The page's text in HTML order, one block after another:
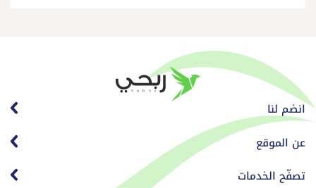
انضم لنا
عن الموقع
تصفّح الخدمات